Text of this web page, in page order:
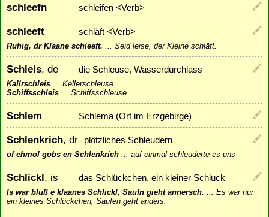
schleefn schleifen <Verb>
schleeft schläft <Verb>
Ruhig, dr Klaane schleeft. Seid leise, der Kleine schläft.
Schleis, de die Schleuse, Wasserdurchlass
Kallrschleis
Kellerschleuse
Schiffsschleis
Schiffsschleuse
Schlem Schlema (Ort im Erzgebirge)
Schlenkrich, dr plötzliches Schleudern
of ehmol gobs en Schlenkrich auf einmal schleuderte es uns
Schlickl, is das Schlückchen, ein kleiner Schluck
Is war bluß e klaanes Schlickl, Saufn gieht annersch.
Es war nur
ein kleines Schlückchen, Saufen geht anders.